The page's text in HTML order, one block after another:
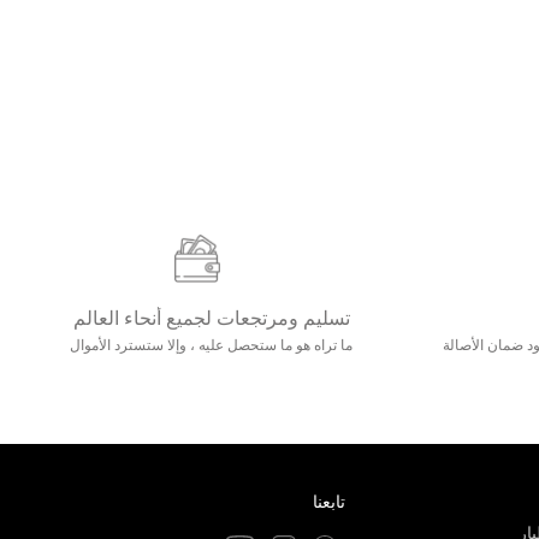
25000+ خلق وجود ضمان الأصالة
تسليم ومرتجعات لجميع أنحاء العالم
ما تراه هو ما ستحصل عليه ، وإلا ستسترد الأموال
تابعنا